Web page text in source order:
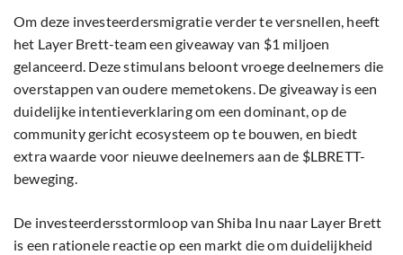
Om deze investeerdersmigratie verder te versnellen, heeft
het Layer Brett-team een giveaway van $1 miljoen
gelanceerd. Deze stimulans beloont vroege deelnemers die
overstappen van oudere memetokens. De giveaway is een
duidelijke intentieverklaring om een dominant, op de
community gericht ecosysteem op te bouwen, en biedt
extra waarde voor nieuwe deelnemers aan de $LBRETT-
beweging.
De investeerdersstormloop van Shiba Inu naar Layer Brett
is een rationele reactie op een markt die om duidelijkheid